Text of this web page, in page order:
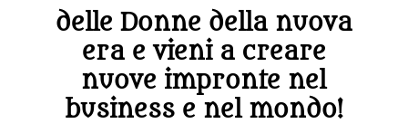
delle Donne della nuova
era e vieni a creare
nuove impronte nel
business e nel mondo!